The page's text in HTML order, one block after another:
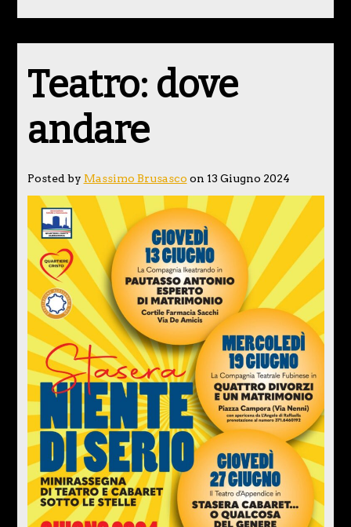
Teatro: dove
andare
Posted by Massimo Brusasco on 13 Giugno 2024